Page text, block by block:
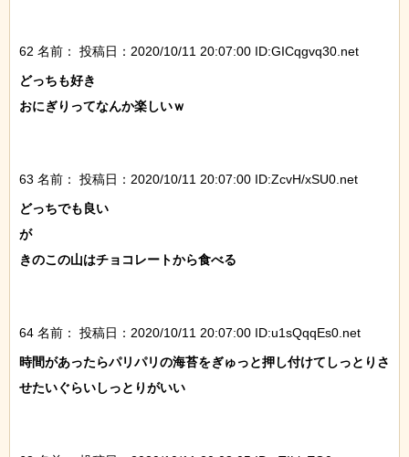
62 名前：
投稿日：2020/10/11 20:07:00 ID:GICqgvq30.net
どっちも好き
おにぎりってなんか楽しいｗ
63 名前：
投稿日：2020/10/11 20:07:00 ID:ZcvH/xSU0.net
どっちでも良い
が
きのこの山はチョコレートから食べる
64 名前：
投稿日：2020/10/11 20:07:00 ID:u1sQqqEs0.net
時間があったらパリパリの海苔をぎゅっと押し付けてしっとりさ
せたいぐらいしっとりがいい